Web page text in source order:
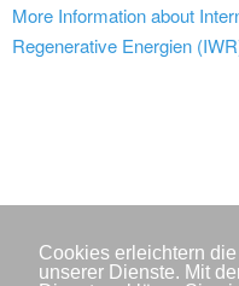
Cookies erleichtern
unserer Dienste. Mit
More Information about
Regenerative Energien